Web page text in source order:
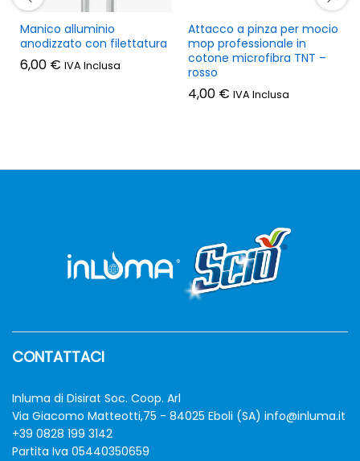
Manico alluminio
anodizzato con filettatura
6,00 € IVA Inclusa
Attacco a pinza per mocio
mop professionale in
cotone microfibra TNT –
rosso
4,00 € IVA Inclusa
CONTATTACI
Inluma di Disirat Soc. Coop. Arl
Via Giacomo Matteotti,75 - 84025 Eboli (SA) info@inluma.it
+39 0828 199 3142
Partita Iva 05440350659